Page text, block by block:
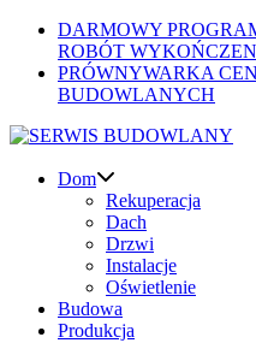
Skip
content
DARMOWY
ROBÓT
PRÓWNYWARKA
BUDOWLANYCH
Dom
Rekuperacja
Dach
Drzwi
Instalacje
Oświetlenie
Budowa
Produkcja